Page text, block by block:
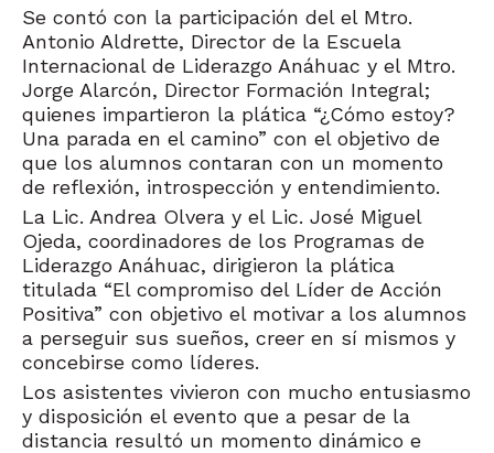
Se contó con la participación del el Mtro.
Antonio Aldrette, Director de la Escuela
Internacional de Liderazgo Anáhuac y el Mtro.
Jorge Alarcón, Director Formación Integral;
quienes impartieron la plática “¿Cómo estoy?
Una parada en el camino” con el objetivo de
que los alumnos contaran con un momento
de reflexión, introspección y entendimiento.
La Lic. Andrea Olvera y el Lic. José Miguel
Ojeda, coordinadores de los Programas de
Liderazgo Anáhuac, dirigieron la plática
titulada “El compromiso del Líder de Acción
Positiva” con objetivo el motivar a los alumnos
a perseguir sus sueños, creer en sí mismos y
concebirse como líderes.
Los asistentes vivieron con mucho entusiasmo
y disposición el evento que a pesar de la
distancia resultó un momento dinámico e